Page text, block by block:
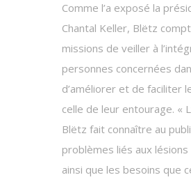
Comme l’a exposé la
Chantal Keller, Blëtz
missions de veiller à
personnes concernées
d’améliorer et de faciliter
celle de leur entourage. «
Blëtz fait connaître au
problèmes liés aux
ainsi que les besoins que